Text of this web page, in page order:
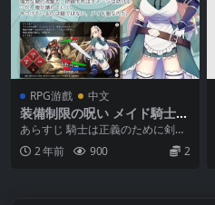
RPG游戲 中文
装備制限の呪い メイド騎士ア
リシア (177MB RAR)
あらすじ 騎士は正義のために剣を
振るい、魔物や悪者から民を守る
ことを使命としてい...
2 年前 900 2